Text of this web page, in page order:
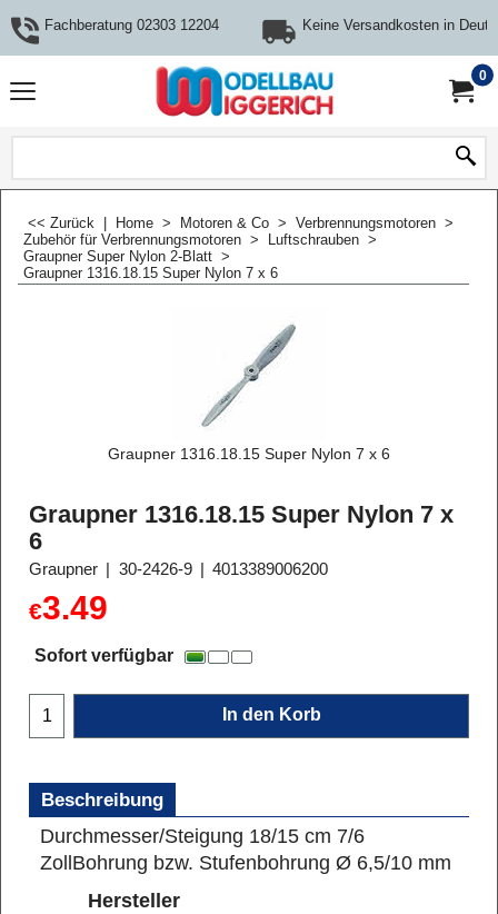
Fachberatung 02303 12204 Keine Versandkosten in
0
<< Zurück Home > Motoren & Co > Verbrennungsmotoren >
Zubehör für Verbrennungsmotoren > Luftschrauben >
Graupner Super Nylon 2-Blatt >
Graupner 1316.18.15 Super Nylon 7 x 6
Graupner 1316.18.15 Super Nylon 7 x 6
Graupner 1316.18.15 Super Nylon 7 x
6
Graupner 30-2426-9 4013389006200
€3.49
Sofort verfügbar
In den Korb
Beschreibung
Durchmesser/Steigung 18/15 cm 7/6
ZollBohrung bzw. Stufenbohrung Ø 6,5/10 mm
Hersteller